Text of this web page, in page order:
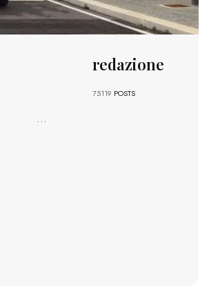
redazione
75119 POSTS
...